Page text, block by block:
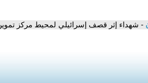
- شهداء إثر قصف إسرائيلي لمحيط مركز